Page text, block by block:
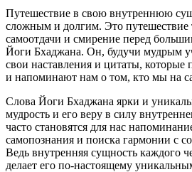
Путешествие в свою внутреннюю
сложным и долгим. Это путешествие
самоотдачи и смирение перед
Йоги Бхаджана. Он, будучи мудрым
свои наставления и цитаты,
и напоминают нам о том, кто мы на
Слова Йоги Бхаджана ярки и
мудрость и его веру в силу
часто становятся для нас
самопознания и поиска гармонии с
Ведь внутренняя сущность каждого
делает его по-настоящему